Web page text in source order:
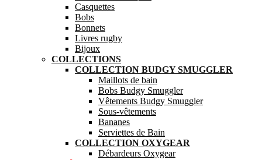
Casquettes
Bobs
Bonnets
Livres rugby
Bijoux
COLLECTIONS
COLLECTION BUDGY SMUGGLER
Maillots de bain
Bobs Budgy Smuggler
Vêtements Budgy Smuggler
Sous-vêtements
Bananes
Serviettes de Bain
COLLECTION OXYGEAR
Débardeurs Oxygear